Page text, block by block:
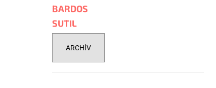
BARDOS
SUTIL
ARCHÍV